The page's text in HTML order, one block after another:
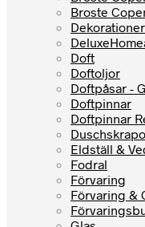
Broste
Dekorationer
Doft
Doftoljor
Doftpåsar -
Doftpinnar
Doftpinnar
Eldställ &
Fodral
Förvaring
Förvaring &